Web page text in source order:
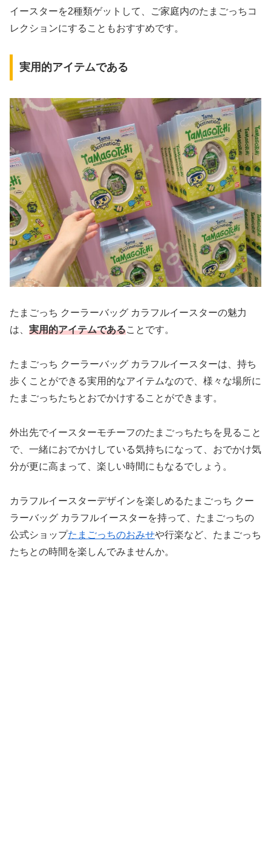
イースターを2種類ゲットして、ご家庭内のたまごっちコ
レクションにすることもおすすめです。
実用的アイテムである
たまごっち クーラーバッグ カラフルイースターの魅力
は、 実用的アイテムであることです。
たまごっち クーラーバッグ カラフルイースターは、持ち
歩くことができる実用的なアイテムなので、様々な場所に
たまごっちたちとおでかけすることができます。
外出先でイースターモチーフのたまごっちたちを見ること
で、一緒におでかけしている気持ちになって、おでかけ気
分が更に高まって、楽しい時間にもなるでしょう。
カラフルイースターデザインを楽しめるたまごっち クー
ラーバッグ カラフルイースターを持って、たまごっちの
公式ショップたまごっちのおみせや行楽など、たまごっち
たちとの時間を楽しんでみませんか。